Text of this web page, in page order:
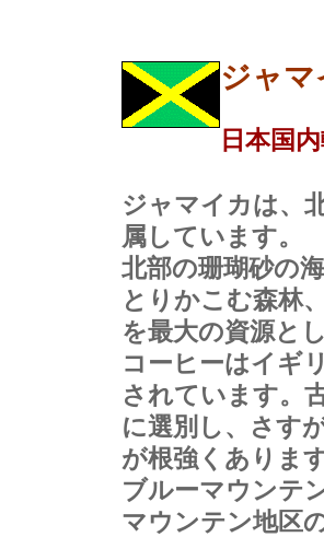
ジャ
日本国
ジャマイカは、
属しています。
北部の珊瑚砂の
とりかこむ森林
を最大の資源と
コーヒーはイギ
されています。
に選別し、さす
が根強くありま
ブルーマウンテ
マウンテン地区